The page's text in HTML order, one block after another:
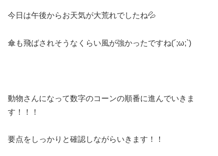
今日は午後からお天気が大荒れでしたね💦
傘も飛ばされそうなくらい風が強かったですね(´;ω;`)
動物さんになって数字のコーンの順番に進んでいきま
す！！！
要点をしっかりと確認しながらいきます！！